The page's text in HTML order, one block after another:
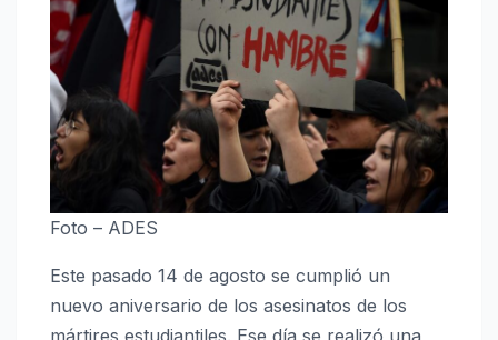
Foto – ADES
Este pasado 14 de agosto se cumplió un
nuevo aniversario de los asesinatos de los